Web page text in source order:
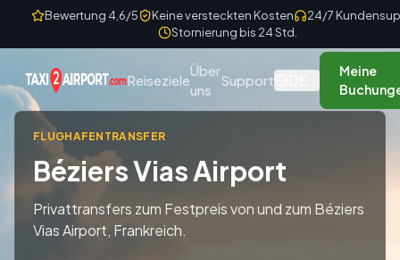
Skip to content
Bewertung 4,6/5 Keine versteckten Kosten
24/7
Stornierung bis 24 Std.
Reiseziele
Über
uns
Support
Meine
FLUGHAFENTRANSFER
Béziers Vias Airport
Privattransfers zum Festpreis von und zum Béziers
Vias Airport, Frankreich.